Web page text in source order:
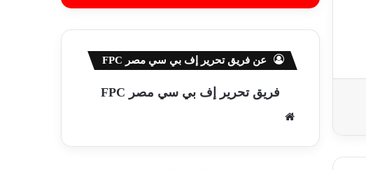
عن فريق تحرير إف بي سي مصر FPC
فريق تحرير إف بي سي مصر FPC
الوي